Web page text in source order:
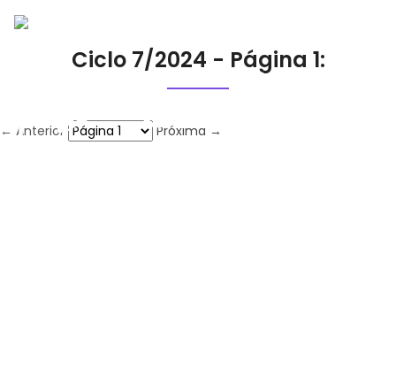
Ciclo 7/2024 - Página 1:
← Anterior Próxima →